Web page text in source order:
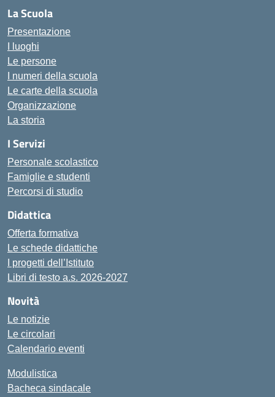
La Scuola
Presentazione
I luoghi
Le persone
I numeri della scuola
Le carte della scuola
Organizzazione
La storia
I Servizi
Personale scolastico
Famiglie e studenti
Percorsi di studio
Didattica
Offerta formativa
Le schede didattiche
I progetti dell’Istituto
Libri di testo a.s. 2026-2027
Novità
Le notizie
Le circolari
Calendario eventi
Modulistica
Bacheca sindacale